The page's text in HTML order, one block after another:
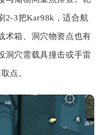
2-3把Kar98k，适合航
术箱、洞穴物资点也有
洞穴需载具撞击或手雷
点。